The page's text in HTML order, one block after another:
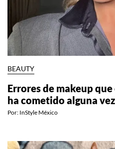
BEAUTY
Errores de makeup
ha cometido alguna vez
Por: InStyle México